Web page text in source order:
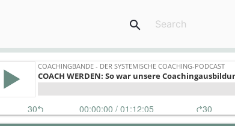
search